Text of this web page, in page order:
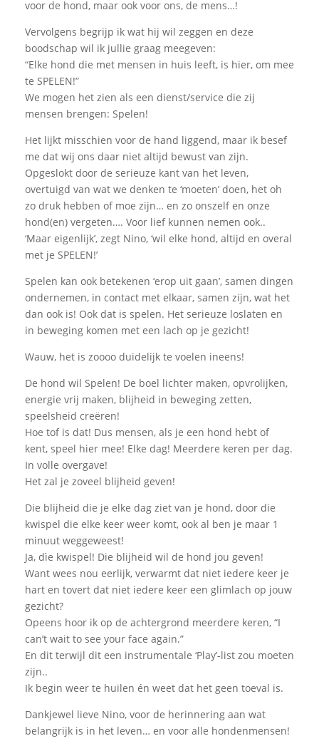
voor de hond, maar ook voor ons, de mens…!
Vervolgens begrijp ik wat hij wil zeggen en deze
boodschap wil ik jullie graag meegeven:
“Elke hond die met mensen in huis leeft, is hier, om mee
te SPELEN!”
We mogen het zien als een dienst/service die zij
mensen brengen: Spelen!
Het lijkt misschien voor de hand liggend, maar ik besef
me dat wij ons daar niet altijd bewust van zijn.
Opgeslokt door de serieuze kant van het leven,
overtuigd van wat we denken te ‘moeten’ doen, het oh
zo druk hebben of moe zijn… en zo onszelf en onze
hond(en) vergeten…. Voor lief kunnen nemen ook..
‘Maar eigenlijk’, zegt Nino, ‘wil elke hond, altijd en overal
met je SPELEN!’
Spelen kan ook betekenen ‘erop uit gaan’, samen dingen
ondernemen, in contact met elkaar, samen zijn, wat het
dan ook is! Ook dat is spelen. Het serieuze loslaten en
in beweging komen met een lach op je gezicht!
Wauw, het is zoooo duidelijk te voelen ineens!
De hond wil Spelen! De boel lichter maken, opvrolijken,
energie vrij maken, blijheid in beweging zetten,
speelsheid creëren!
Hoe tof is dat! Dus mensen, als je een hond hebt of
kent, speel hier mee! Elke dag! Meerdere keren per dag.
In volle overgave!
Het zal je zoveel blijheid geven!
Die blijheid die je elke dag ziet van je hond, door die
kwispel die elke keer weer komt, ook al ben je maar 1
minuut weggeweest!
Ja, dìe kwispel! Die blijheid wil de hond jou geven!
Want wees nou eerlijk, verwarmt dat niet iedere keer je
hart en tovert dat niet iedere keer een glimlach op jouw
gezicht?
Opeens hoor ik op de achtergrond meerdere keren, “I
can’t wait to see your face again.”
En dit terwijl dit een instrumentale ‘Play’-list zou moeten
zijn..
Ik begin weer te huilen én weet dat het geen toeval is.
Dankjewel lieve Nino, voor de herinnering aan wat
belangrijk is in het leven… en voor alle hondenmensen!